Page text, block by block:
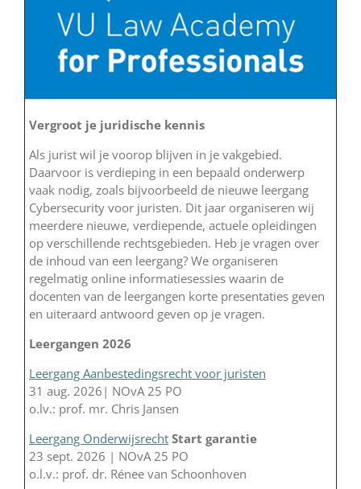
Vergroot je juridische kennis
Als jurist wil je voorop blijven in je vakgebied.
Daarvoor is verdieping in een bepaald onderwerp
vaak nodig, zoals bijvoorbeeld de nieuwe leergang
Cybersecurity voor juristen. Dit jaar organiseren wij
meerdere nieuwe, verdiepende, actuele opleidingen
op verschillende rechtsgebieden. Heb je vragen over
de inhoud van een leergang? We organiseren
regelmatig online informatiesessies waarin de
docenten van de leergangen korte presentaties geven
en uiteraard antwoord geven op je vragen.
Leergangen 2026
Leergang Aanbestedingsrecht voor juristen
31 aug. 2026| NOvA 25 PO
o.lv.: prof. mr. Chris Jansen
Leergang Onderwijsrecht Start garantie
23 sept. 2026 | NOvA 25 PO
o.l.v.: prof. dr. Rénee van Schoonhoven